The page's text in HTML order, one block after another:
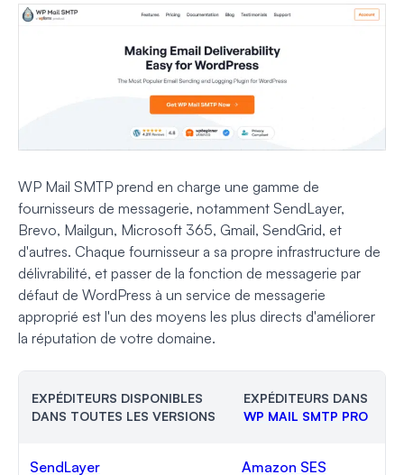
WP Mail SMTP prend en charge une gamme de
fournisseurs de messagerie, notamment SendLayer,
Brevo, Mailgun, Microsoft 365, Gmail, SendGrid, et
d'autres. Chaque fournisseur a sa propre infrastructure de
délivrabilité, et passer de la fonction de messagerie par
défaut de WordPress à un service de messagerie
approprié est l'un des moyens les plus directs d'améliorer
la réputation de votre domaine.
EXPÉDITEURS DISPONIBLES
DANS TOUTES LES VERSIONS
EXPÉDITEURS DANS
WP MAIL SMTP PRO
SendLayer Amazon SES